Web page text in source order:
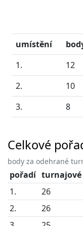
umístění
1.
12
2.
10
3.
8
Celkové
body za odehrané
pořadí turnajové
1.
26
2.
26